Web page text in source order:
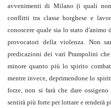
avvenimenti di Milano (i quali
conflitti tra classe borghese e
conoscere quale sia lo stato d'animo
provocatori della violenza. Non
predicazioni dei vari Prampolini che
minore quanto più lo spirito
mentre invece, deprimendone lo
forze, non si farà che dare
sentirà più forte per lottare e renderà